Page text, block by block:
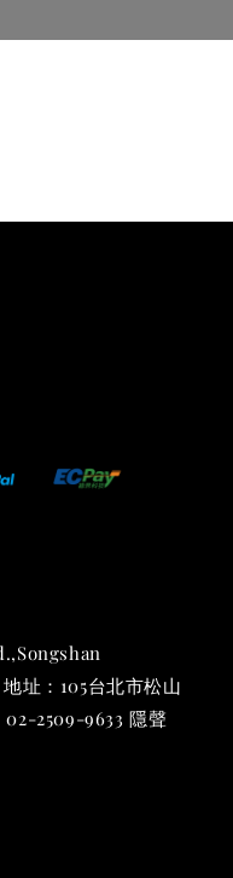
址：105台北市松山
02-2509-9633 隱聲